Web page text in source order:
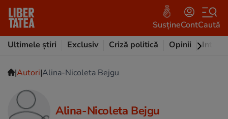
SusțineContCaută
Ultimele știri
Exclusiv Criză politică Opinii
|Autori|Alina-Nicoleta Bejgu
Alina-Nicoleta Bejgu